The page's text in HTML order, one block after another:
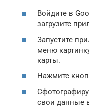
Войдите в
загрузите
Запустите
меню
карты.
Нажмите
свои данные